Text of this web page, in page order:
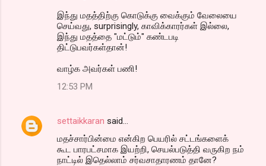
இந்து மதத்திற்கு கொடுக்கு வைக்கும் வேலையை
செய்வது, surprisingly, காவிக்காரர்கள் இல்லை,
இந்து மதத்தை "மட்டும்" கண்டபடி
திட்டுபவர்கள்தான்!
வாழ்க அவர்கள் பணி!
12:53 PM
settaikkaran said…
மதச்சார்பின்மை என்கிற பெயரில் சட்டங்களைக்
கூட பாரபட்சமாக இயற்றி, செயல்படுத்தி வருகிற நம்
நாட்டில் இதெல்லாம் சர்வசாதாரணம் தானே?